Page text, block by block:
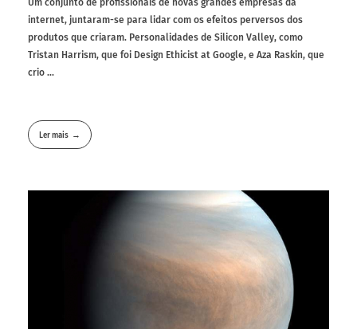
Um conjunto de profissionais de novas grandes empresas da
internet, juntaram-se para lidar com os efeitos perversos dos
produtos que criaram. Personalidades de Silicon Valley, como
Tristan Harrism, que foi Design Ethicist at Google, e Aza Raskin, que
crio ...
Ler mais